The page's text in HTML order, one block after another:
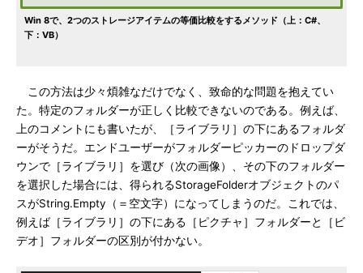
Win 8で、2つのストレージアイテムの等価比較をするメソッド（上：C#、
下：VB）
この方法は少々煩雑なだけでなく、致命的な問題を抱えてい
た。特定のフォルダーが正しく比較できないのである。例えば、
上のコメントにも書いたが、［ライブラリ］の下にあるフォルダ
ーがそうだ。エンドユーザーがフォルダーピッカーのドロップダ
ウンで［ライブラリ］を選び（次の画像）、その下のフォルダー
を選択した場合には、得られるStorageFolderオブジェクトのパ
スがString.Empty（＝空文字）になってしまうのだ。これでは、
例えば［ライブラリ］の下にある［ピクチャ］フォルダーと［ビ
デオ］フォルダーの区別が付かない。